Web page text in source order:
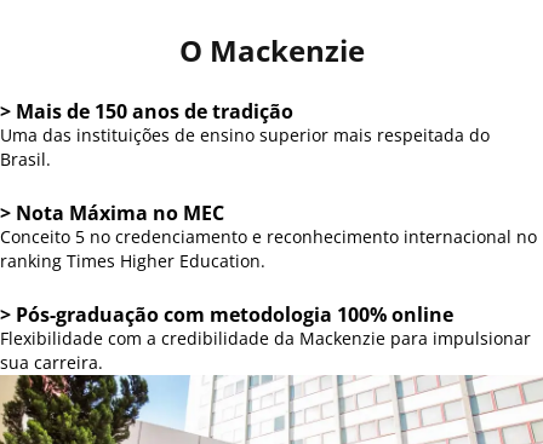
O Mackenzie
> Mais de 150 anos de tradição
Uma das instituições de ensino superior mais respeitada do
Brasil.
> Nota Máxima no MEC
Conceito 5 no credenciamento e reconhecimento internacional no
ranking Times Higher Education.
> Pós-graduação com metodologia 100% online
Flexibilidade com a credibilidade da Mackenzie para impulsionar
sua carreira.